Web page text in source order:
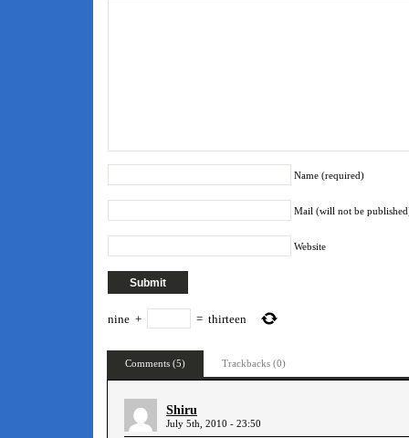
Name (required)
Mail (will not be
Website
nine + = thirteen
Comments (5) Trackbacks (0)
Shiru
July 5th, 2010 - 23:50